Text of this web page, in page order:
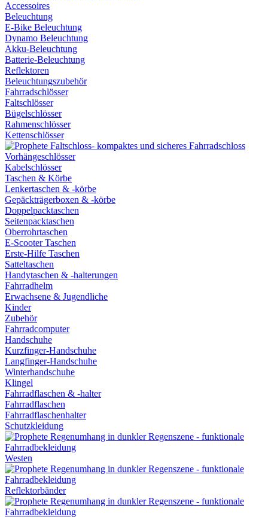
Accessoires
Beleuchtung
E-Bike Beleuchtung
Dynamo Beleuchtung
Akku-Beleuchtung
Batterie-Beleuchtung
Reflektoren
Beleuchtungszubehör
Fahrradschlösser
Faltschlösser
Bügelschlösser
Rahmenschlösser
Kettenschlösser
Vorhängeschlösser
Kabelschlösser
Taschen & Körbe
Lenkertaschen & -körbe
Gepäckträgerboxen & -körbe
Doppelpacktaschen
Seitenpacktaschen
Oberrohrtaschen
E-Scooter Taschen
Erste-Hilfe Taschen
Satteltaschen
Handytaschen & -halterungen
Fahrradhelm
Erwachsene & Jugendliche
Kinder
Zubehör
Fahrradcomputer
Handschuhe
Kurzfinger-Handschuhe
Langfinger-Handschuhe
Winterhandschuhe
Klingel
Fahrradflaschen & -halter
Fahrradflaschen
Fahrradflaschenhalter
Schutzkleidung
Westen
Reflektorbänder